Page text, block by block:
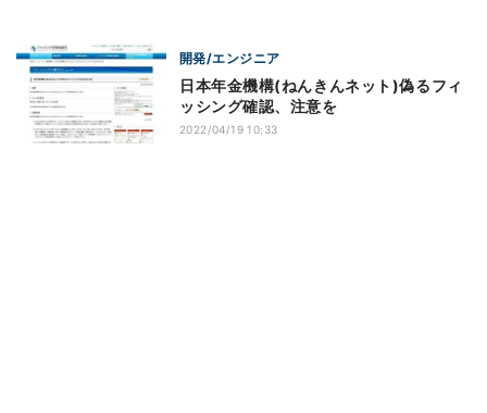
開発/エンジニア
日本年金機構(ねんきんネット)偽るフィ
ッシング確認、注意を
2022/04/19 10:33